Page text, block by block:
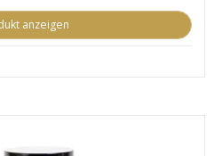
anzeigen